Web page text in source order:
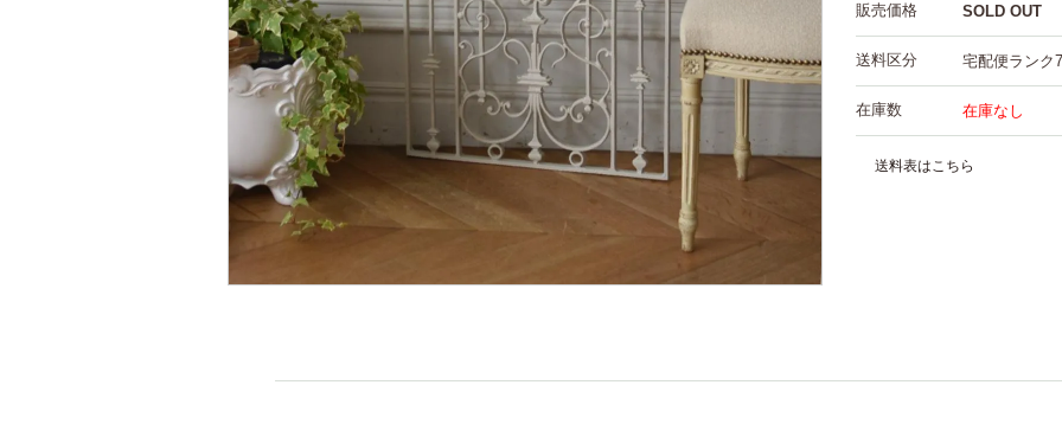
販売価格 SOLD OUT
送料区分 宅配便ランク7
在庫数 在庫なし
送料表はこちら